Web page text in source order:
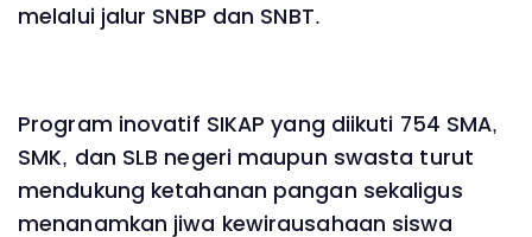
melalui jalur SNBP dan SNBT.
Program inovatif SIKAP yang diikuti 754 SMA,
SMK, dan SLB negeri maupun swasta turut
mendukung ketahanan pangan sekaligus
menanamkan jiwa kewirausahaan siswa